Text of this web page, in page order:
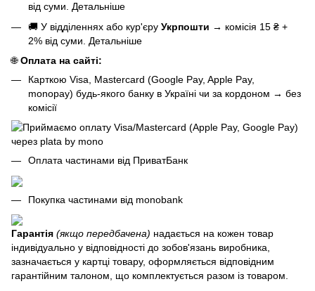
від суми. Детальніше
🚚 У відділеннях або кур'єру Укрпошти → комісія 15 ₴ +
2% від суми. Детальніше
🌐Оплата на сайті:
Карткою Visa, Mastercard (Google Pay, Apple Pay,
monopay) будь-якого банку в Україні чи за кордоном → без
комісії
Оплата частинами від ПриватБанк
Покупка частинами від monobank
Гарантія (якщо передбачена) надається на кожен товар
індивідуально у відповідності до зобов'язань виробника,
зазначається у картці товару, оформляється відповідним
гарантійним талоном, що комплектується разом із товаром.